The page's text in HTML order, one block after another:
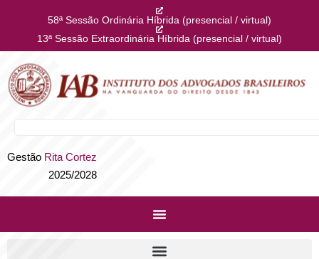
58ª Sessão Ordinária Híbrida (presencial / virtual)
13ª Sessão Extraordinária Híbrida (presencial / virtual)
Gestão Rita Cortez
2025/2028